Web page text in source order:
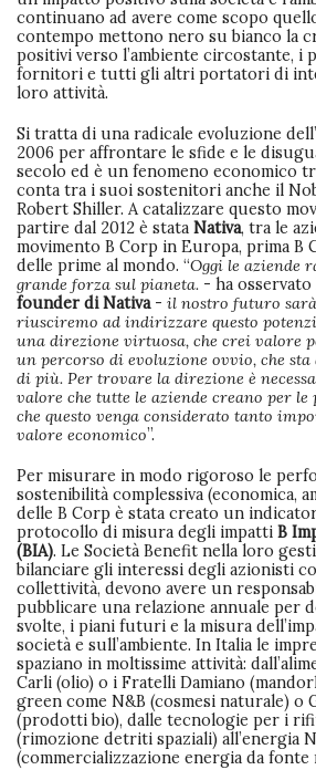
continuano ad avere come scopo
contempo mettono nero su bianco la
positivi verso l’ambiente circostante, i
fornitori e tutti gli altri portatori di
loro attività.
Si tratta di una radicale evoluzione
2006 per affrontare le sfide e le
secolo ed è un fenomeno economico
conta tra i suoi sostenitori anche il
Robert Shiller. A catalizzare questo
partire dal 2012 è stata Nativa, tra le
movimento B Corp in Europa, prima B
delle prime al mondo. “Oggi le aziende
grande forza sul pianeta. - ha osservato
founder di Nativa - il nostro futuro
riusciremo ad indirizzare questo
una direzione virtuosa, che crei valore
un percorso di evoluzione ovvio, che sta
di più. Per trovare la direzione è
valore che tutte le aziende creano per le
che questo venga considerato tanto
valore economico”.
Per misurare in modo rigoroso le
sostenibilità complessiva (economica,
delle B Corp è stata creato un
protocollo di misura degli impatti B
(BIA). Le Società Benefit nella loro
bilanciare gli interessi degli azionisti
collettività, devono avere un
pubblicare una relazione annuale per
svolte, i piani futuri e la misura
società e sull’ambiente. In Italia le
spaziano in moltissime attività:
Carli (olio) o i Fratelli Damiano
green come N&B (cosmesi naturale) o
(prodotti bio), dalle tecnologie per i
(rimozione detriti spaziali) all’energia
(commercializzazione energia da fonte